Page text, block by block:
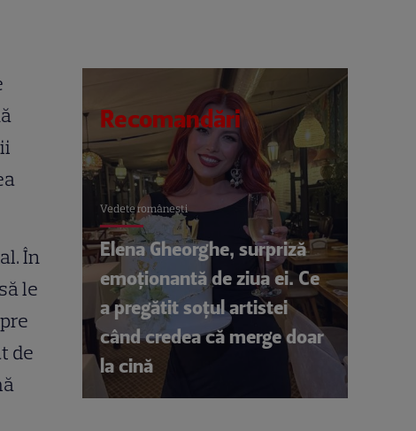
În
le
de
Recomandări
Vedete româneşti
Elena Gheorghe, surpriză
emoționantă de ziua ei. Ce
a pregătit soțul artistei
când credea că merge doar
la cină